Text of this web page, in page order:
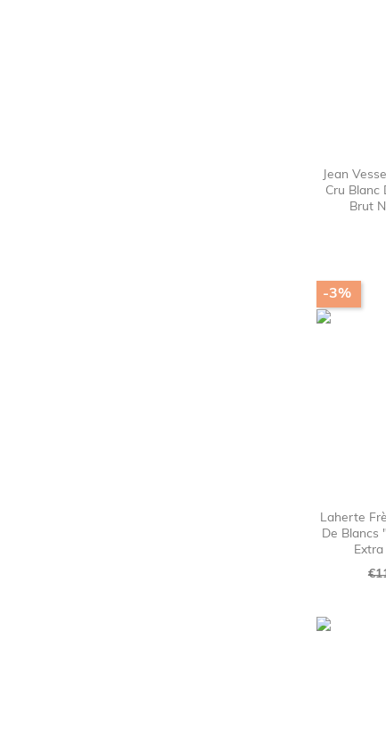
Jean
Cru Blanc
Brut
Laherte
De Blancs
-3%